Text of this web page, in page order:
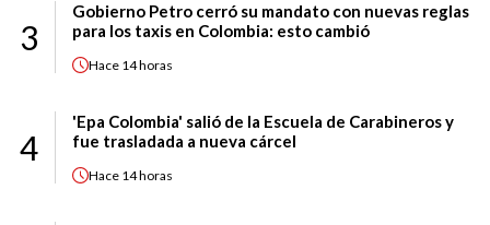
3
Gobierno Petro cerró su mandato con nuevas reglas
para los taxis en Colombia: esto cambió
Hace 14 horas
4
'Epa Colombia' salió de la Escuela de Carabineros y
fue trasladada a nueva cárcel
Hace 14 horas